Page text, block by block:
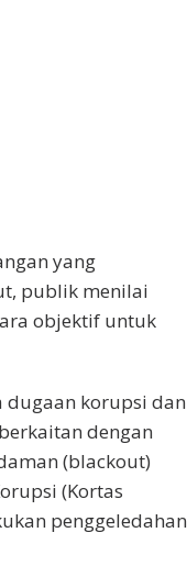
yang
publik menilai
objektif untuk
dugaan korupsi dan
dengan
(blackout)
(Kortas
penggeledahan